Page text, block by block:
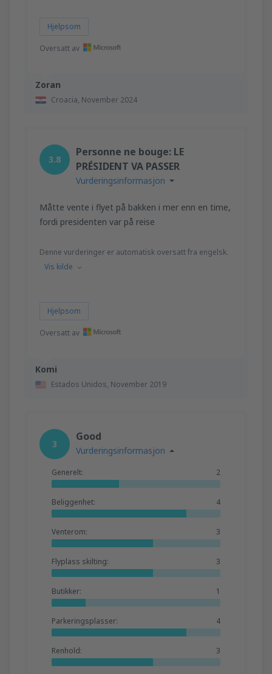
Zoran
Croacia, November 2024
Hjelpsom
Oversatt av
Komi
Estados Unidos, November 2019
3.8
Personne ne bouge: LE
PRÉSIDENT VA PASSER
Vurderingsinformasjon
Måtte vente i flyet på bakken i mer enn en time,
fordi presidenten var på reise
Denne vurderinger er automatisk oversatt fra engelsk.
Vis kilde
Hjelpsom
Oversatt av
3
Good
Vurderingsinformasjon
Generelt: 2
Beliggenhet: 4
Venterom: 3
Flyplass skilting: 3
Butikker: 1
Parkeringsplasser: 4
Renhold: 3